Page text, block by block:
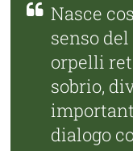
Nasce
senso
orpelli
sobrio,
dialogo